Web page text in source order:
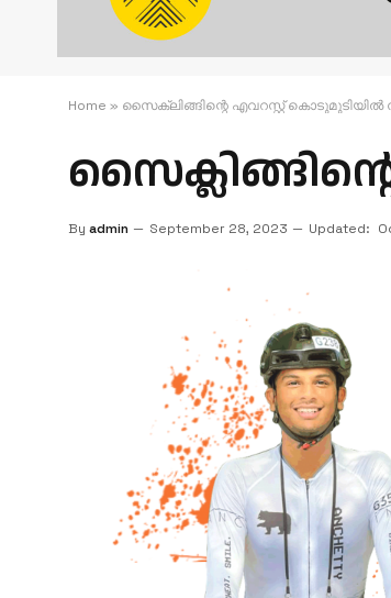
Home » സൈക്ലിങ്ങിന്റെ എവറസ്റ്റ് കൊടുമുടിയിൽ
By admin September 28, 2023 Updated: